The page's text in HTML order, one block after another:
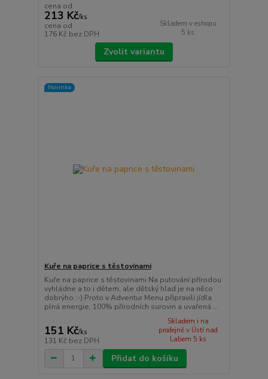
cena od
213 Kč/ks
cena od
176 Kč bez DPH
Skladem v eshopu
5 ks
Zvolit variantu
Novinka
Kuře na paprice s těstovinami
Kuře na paprice s těstovinami Na putování přírodou
vyhládne a to i dětem, ale dětský hlad je na něco
dobrýho :-) Proto v Adventur Menu připravili jídla
plná energie, 100% přírodních surovin a uvařená ...
151 Kč/ks
131 Kč bez DPH
Skladem i na
prodejně v Ústí nad
Labem 5 ks
Přidat do košíku